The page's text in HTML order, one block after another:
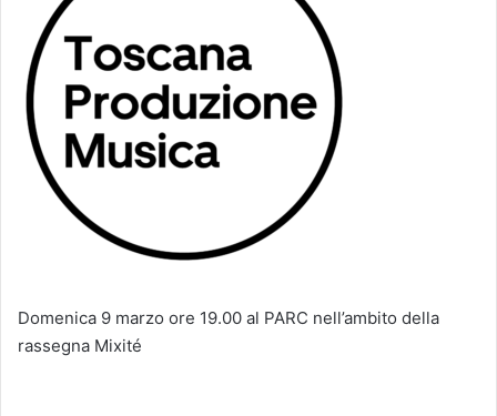
Domenica 9 marzo ore 19.00 al PARC nell’ambito della
rassegna Mixité